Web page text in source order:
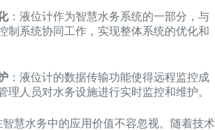
：液位计作为智慧水务系统的一部分，与
制系统协同工作，实现整体系统的优化和
：液位计的数据传输功能使得远程监控成
理人员对水务设施进行实时监控和维护。
慧水务中的应用价值不容忽视。随着技术